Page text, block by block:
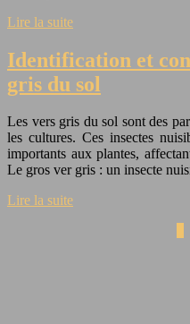
Lire la suite
Identification et
gris du sol
Les vers gris du sol sont des
les cultures. Ces insectes
importants aux plantes,
Le gros ver gris : un insecte
Lire la suite